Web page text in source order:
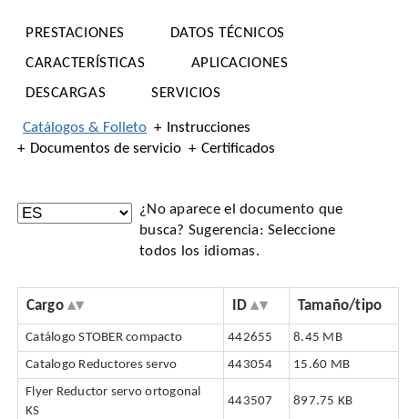
PRESTACIONES
DATOS TÉCNICOS
CARACTERÍSTICAS
APLICACIONES
DESCARGAS
SERVICIOS
Catálogos & Folleto
Instrucciones
Documentos de servicio
Certificados
¿No aparece el documento que
busca? Sugerencia: Seleccione
todos los idiomas.
Cargo ID Tamaño/tipo
Catálogo STOBER compacto 442655
8.45 MB
Catalogo Reductores servo
443054
15.60 MB
Flyer Reductor servo ortogonal
KS
443507 897.75 KB